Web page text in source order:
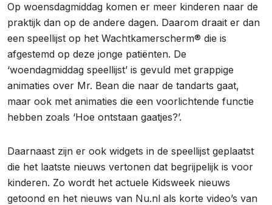
Op woensdagmiddag komen er meer kinderen naar de
praktijk dan op de andere dagen. Daarom draait er dan
een speellijst op het Wachtkamerscherm® die is
afgestemd op deze jonge patiënten. De
‘woendagmiddag speellijst’ is gevuld met grappige
animaties over Mr. Bean die naar de tandarts gaat,
maar ook met animaties die een voorlichtende functie
hebben zoals ‘Hoe ontstaan gaatjes?’.
Daarnaast zijn er ook widgets in de speellijst geplaatst
die het laatste nieuws vertonen dat begrijpelijk is voor
kinderen. Zo wordt het actuele Kidsweek nieuws
getoond en het nieuws van Nu.nl als korte video’s van